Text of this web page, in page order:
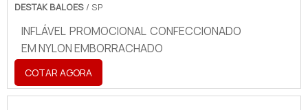
DESTAK BALOES / SP
INFLÁVEL PROMOCIONAL CONFECCIONADO
EM NYLON EMBORRACHADO
COTAR AGORA